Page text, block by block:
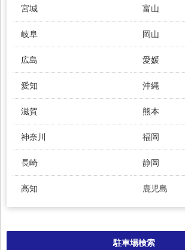
宮城 富山
岐阜 岡山
広島 愛媛
愛知 沖縄
滋賀 熊本
神奈川 福岡
長崎 静岡
高知 鹿児島
駐車場検索